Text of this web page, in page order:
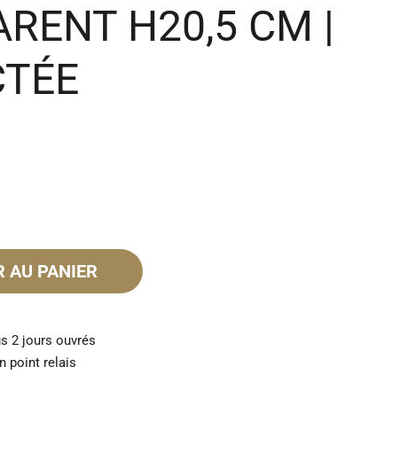
H20,5 CM |
AU PANIER
2 jours ouvrés
point relais